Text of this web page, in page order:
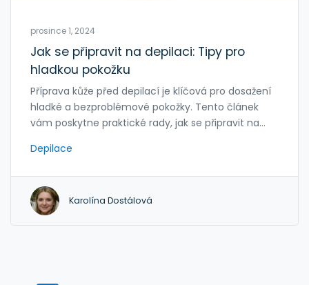
prosince 1, 2024
Jak se připravit na depilaci: Tipy pro
hladkou pokožku
Příprava kůže před depilací je klíčová pro dosažení
hladké a bezproblémové pokožky. Tento článek
vám poskytne praktické rady, jak se připravit na
výsledek. Naučte se, jak vyčistit a zvláčnit pokožku
typy pleti a jak se vyhnout běžným chybám. Vaše
pokožka vám poděkuje za správnou péči a
pozornost před tímto procesem.
Depilace
Karolína Dostálová